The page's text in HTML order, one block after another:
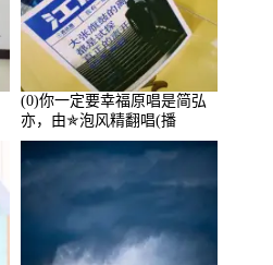
(0)你一定要幸福原唱是简弘
亦，由✯泡风精翻唱(播
放:102381)